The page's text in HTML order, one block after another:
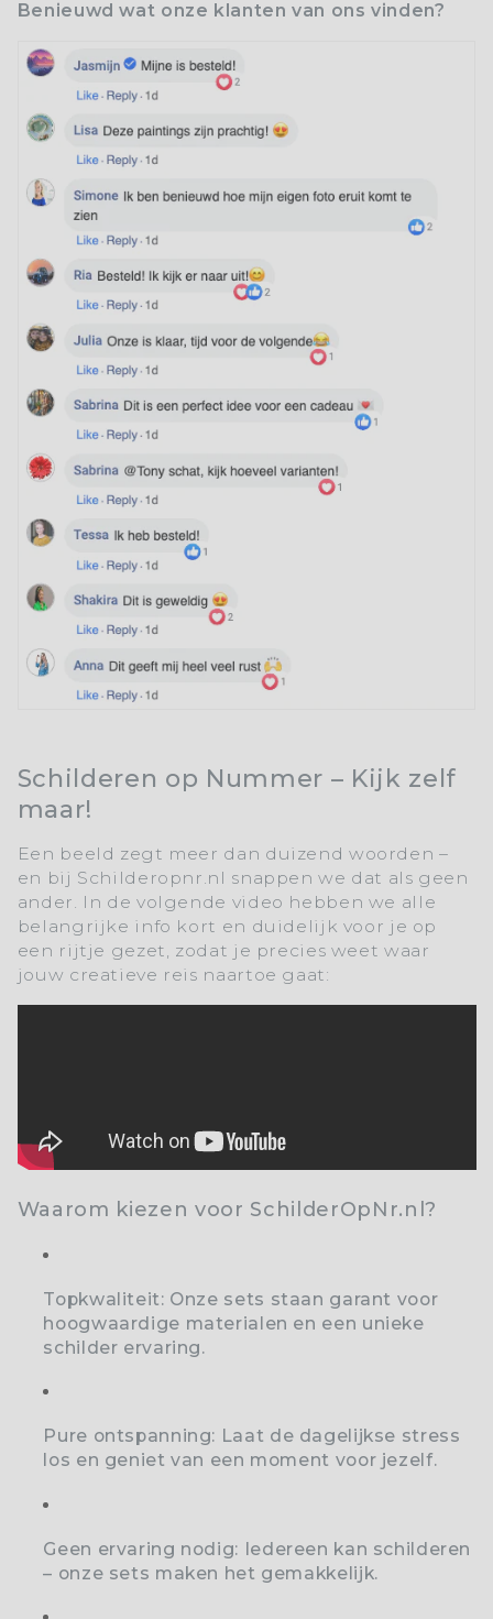
Benieuwd wat onze klanten van ons vinden?
Schilderen op Nummer – Kijk zelf
maar!
Een beeld zegt meer dan duizend woorden –
en bij Schilderopnr.nl snappen we dat als geen
ander. In de volgende video hebben we alle
belangrijke info kort en duidelijk voor je op
een rijtje gezet, zodat je precies weet waar
jouw creatieve reis naartoe gaat:
Waarom kiezen voor SchilderOpNr.nl?
Topkwaliteit: Onze sets staan garant voor
hoogwaardige materialen en een unieke
schilder ervaring.
Pure ontspanning: Laat de dagelijkse stress
los en geniet van een moment voor jezelf.
Geen ervaring nodig: Iedereen kan schilderen
– onze sets maken het gemakkelijk.